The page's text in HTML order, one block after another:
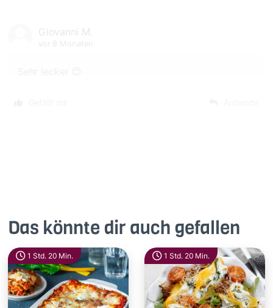
Giovanni M.
vor 8 Monaten
Das könnte dir auch gefallen
1 Std. 20 Min. 1 Std. 20 Min.